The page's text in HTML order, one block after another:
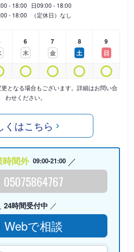
- 18:00 日09:00 - 18:00
- 18:00 （定休日）なし
6
木
7
金
8
土
9
日
となる場合もございます。詳細はお問い合
わせください。
くはこちら
時間外 09:00-21:00
05075864767
24時間受付中
Webで相談